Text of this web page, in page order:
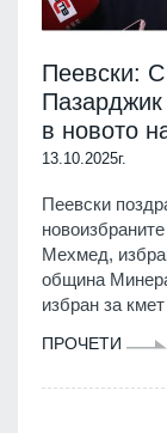
Пеевски:
Пазарджик
в новото
13.10.2025г.
Пеевски
Мехмед,
община
избран за
ПРОЧЕТИ